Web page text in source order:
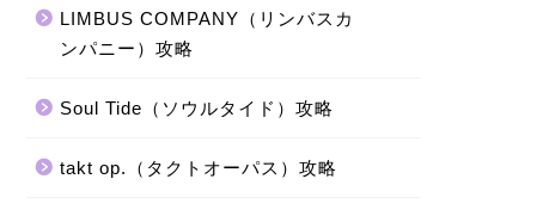
LIMBUS COMPANY（リンバスカ
ンパニー）攻略
Soul Tide（ソウルタイド）攻略
takt op.（タクトオーパス）攻略